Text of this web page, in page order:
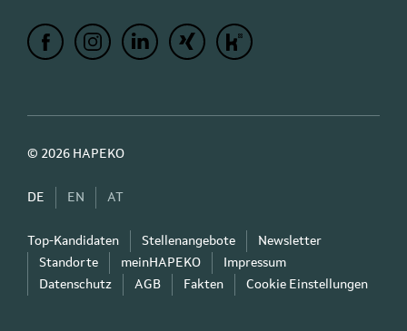
© 2026 HAPEKO
DE EN AT
Top-Kandidaten Stellenangebote
Newsletter
Standorte
meinHAPEKO
Impressum
Datenschutz
AGB Fakten Cookie Einstellungen